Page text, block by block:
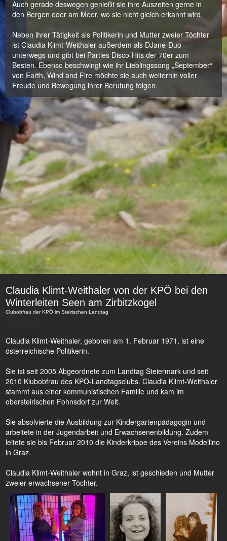
Auch gerade deswegen genießt sie ihre Auszeiten gerne in
den Bergen oder am Meer, wo sie nicht gleich erkannt wird.
Neben ihrer Tätigkeit als Politikerin und Mutter zweier Töchter
ist Claudia Klimt-Weithaler außerdem als DJane-Duo
unterwegs und gibt bei Parties Disco-Hits der 70er zum
Besten. Ebenso beschwingt wie ihr Lieblingssong „September“
von Earth, Wind and Fire möchte sie auch weiterhin voller
Freude und Bewegung ihrer Berufung folgen.
Claudia Klimt-Weithaler von der KPÖ bei den
Winterleiten Seen am Zirbitzkogel
Clubobfrau der KPÖ im Steirischen Landtag
Claudia Klimt-Weithaler, geboren am 1. Februar 1971, ist eine
österreichische Politikerin.
Sie ist seit 2005 Abgeordnete zum Landtag Steiermark und seit
2010 Klubobfrau des KPÖ-Landtagsclubs. Claudia Klimt-Weithaler
stammt aus einer kommunistischen Familie und kam im
obersteirischen Fohnsdorf zur Welt.
Sie absolvierte die Ausbildung zur Kindergartenpädagogin und
arbeitete in der Jugendarbeit und Erwachsenenbildung. Zudem
leitete sie bis Februar 2010 die Kinderkrippe des Vereins Modellino
in Graz.
Claudia Klimt-Weithaler wohnt in Graz, ist geschieden und Mutter
zweier erwachsener Töchter.